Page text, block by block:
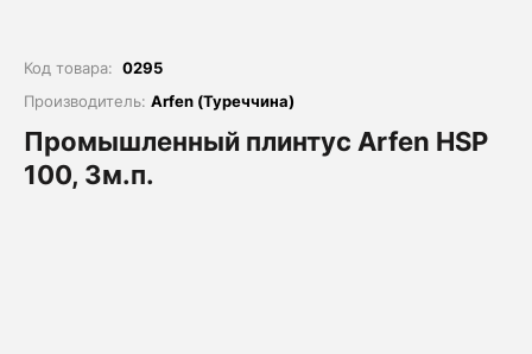
Код товара: 0295
Производитель: Arfen (Туреччина)
Промышленный плинтус Arfen HSP
100, 3м.п.